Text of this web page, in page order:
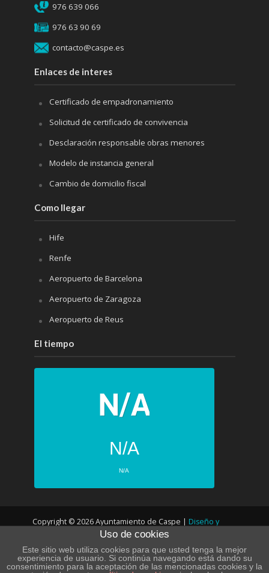
976 639 066
976 63 90 69
contacto@caspe.es
Enlaces de interes
Certificado de empadronamiento
Solicitud de certificado de convivencia
Desclaración responsable obras menores
Modelo de instancia general
Cambio de domicilio fiscal
Como llegar
Hife
Renfe
Aeropuerto de Barcelona
Aeropuerto de Zaragoza
Aeropuerto de Reus
El tiempo
N/A
N/A
N/A N/A
N/A N/A
Copyright © 2026 Ayuntamiento de Caspe | Diseño y
desarrollo web
Uso de cookies
Este sitio web utiliza cookies para que usted tenga la mejor
experiencia de usuario. Si continúa navegando está dando su
consentimiento para la aceptación de las mencionadas cookies y la